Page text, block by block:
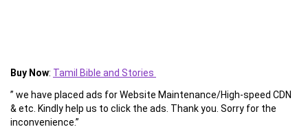
Buy Now: Tamil Bible and Stories
” we have placed ads for Website Maintenance/High-speed CDN
& etc. Kindly help us to click the ads. Thank you. Sorry for the
inconvenience.”